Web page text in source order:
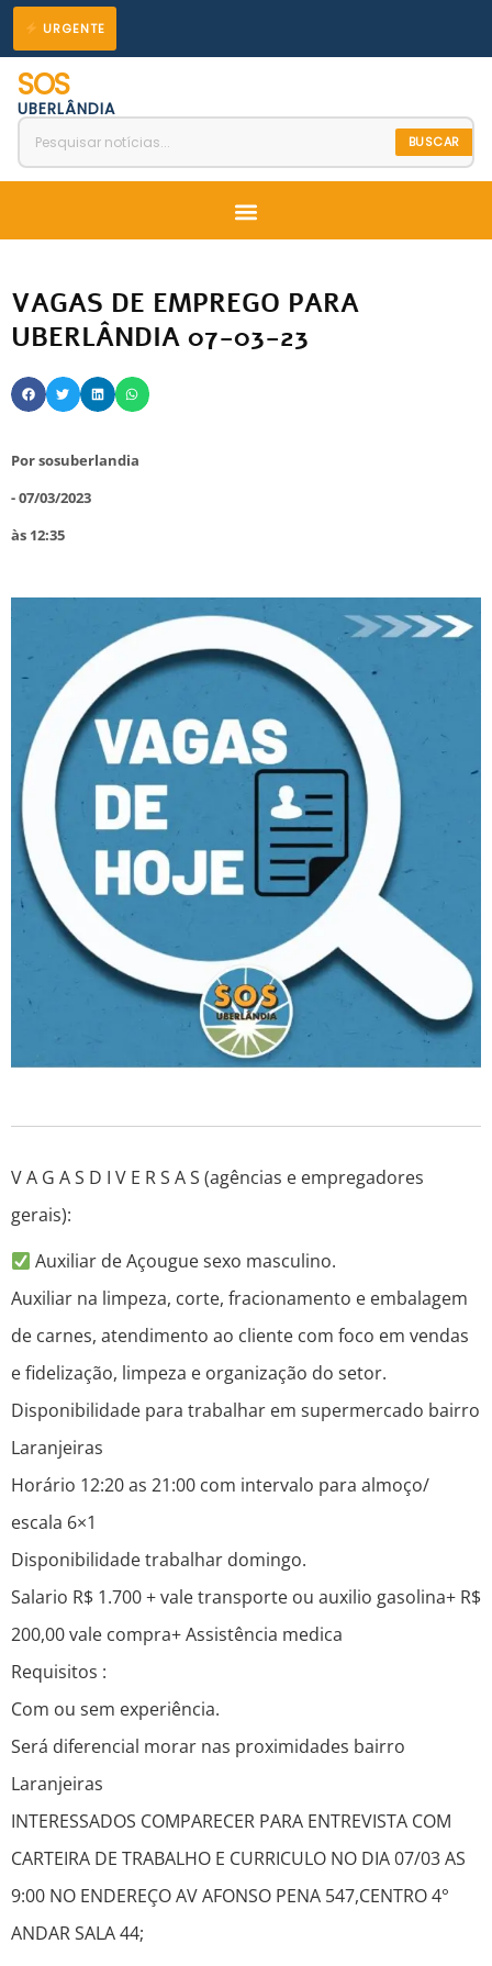
para
conteúdo
URGENTE
SOS
UBERLÂNDIA
BUSCAR
Menu
VAGAS DE EMPREGO PARA
UBERLÂNDIA 07-03-23
Porsosuberlandia
-07/03/2023
às 12:35
V A G A S D I V E R S A S (agências e empregadores
gerais):
Auxiliar de Açougue sexo masculino.
Auxiliar na limpeza, corte, fracionamento e embalagem
de carnes, atendimento ao cliente com foco em vendas
e fidelização, limpeza e organização do setor.
Disponibilidade para trabalhar em supermercado bairro
Laranjeiras
Horário 12:20 as 21:00 com intervalo para almoço/
escala 6×1
Disponibilidade trabalhar domingo.
Salario R$ 1.700 + vale transporte ou auxilio gasolina+ R$
200,00 vale compra+ Assistência medica
Requisitos :
Com ou sem experiência.
Será diferencial morar nas proximidades bairro
Laranjeiras
INTERESSADOS COMPARECER PARA ENTREVISTA COM
CARTEIRA DE TRABALHO E CURRICULO NO DIA 07/03 AS
9:00 NO ENDEREÇO AV AFONSO PENA 547,CENTRO 4°
ANDAR SALA 44;